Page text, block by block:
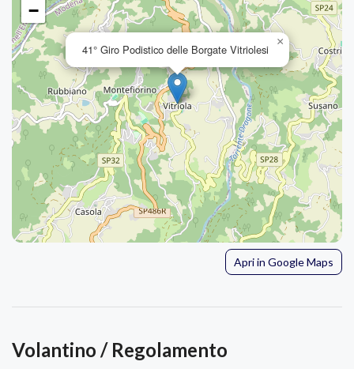
41° Giro Podistico delle Borgate Vitriolesi
×
−
Apri in Google Maps
Volantino / Regolamento